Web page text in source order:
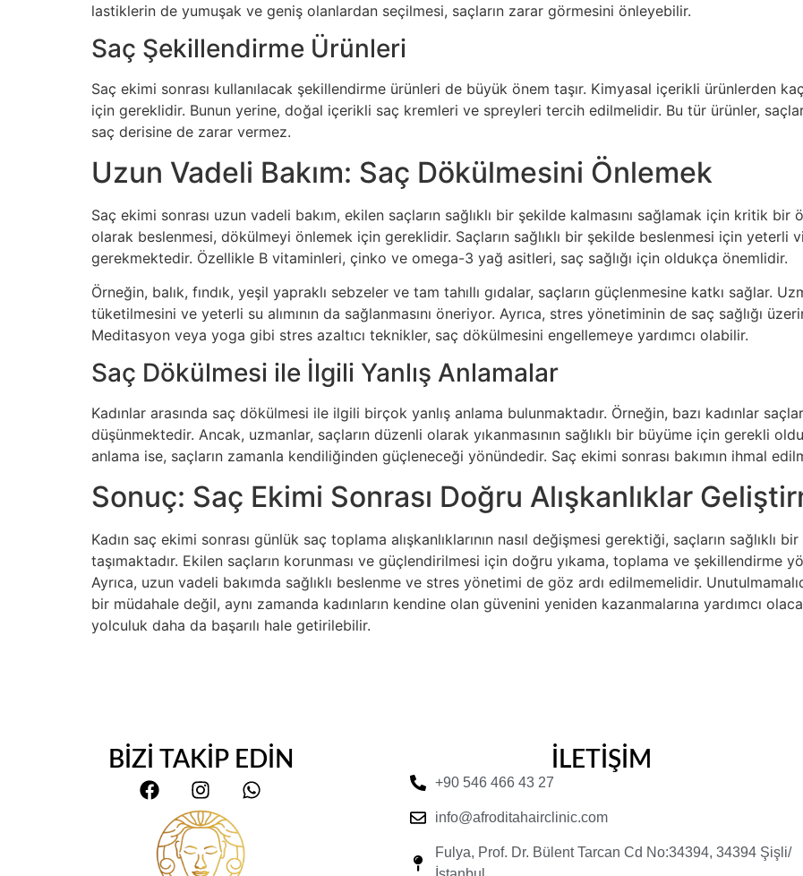
lastiklerin de yumuşak ve geniş olanlardan seçilmesi, saçların zarar görmesini önleyebilir.
Saç Şekillendirme Ürünleri
Saç ekimi sonrası kullanılacak şekillendirme ürünleri de büyük önem taşır. Kimyasal içerikli ürünlerden
için gereklidir. Bunun yerine, doğal içerikli saç kremleri ve spreyleri tercih edilmelidir. Bu tür ürünler,
saç derisine de zarar vermez.
Uzun Vadeli Bakım: Saç Dökülmesini Önlemek
Saç ekimi sonrası uzun vadeli bakım, ekilen saçların sağlıklı bir şekilde kalmasını sağlamak için kritik
olarak beslenmesi, dökülmeyi önlemek için gereklidir. Saçların sağlıklı bir şekilde beslenmesi için yeterli
gerekmektedir. Özellikle B vitaminleri, çinko ve omega-3 yağ asitleri, saç sağlığı için oldukça önemlidir.
Örneğin, balık, fındık, yeşil yapraklı sebzeler ve tam tahıllı gıdalar, saçların güçlenmesine katkı sağlar.
tüketilmesini ve yeterli su alımının da sağlanmasını öneriyor. Ayrıca, stres yönetiminin de saç sağlığı
Meditasyon veya yoga gibi stres azaltıcı teknikler, saç dökülmesini engellemeye yardımcı olabilir.
Saç Dökülmesi ile İlgili Yanlış Anlamalar
Kadınlar arasında saç dökülmesi ile ilgili birçok yanlış anlama bulunmaktadır. Örneğin, bazı kadınlar
düşünmektedir. Ancak, uzmanlar, saçların düzenli olarak yıkanmasının sağlıklı bir büyüme için gerekli
anlama ise, saçların zamanla kendiliğinden güçleneceği yönündedir. Saç ekimi sonrası bakımın ihmal
Sonuç: Saç Ekimi Sonrası Doğru Alışkanlıklar
Kadın saç ekimi sonrası günlük saç toplama alışkanlıklarının nasıl değişmesi gerektiği, saçların sağlıklı
taşımaktadır. Ekilen saçların korunması ve güçlendirilmesi için doğru yıkama, toplama ve şekillendirme
Ayrıca, uzun vadeli bakımda sağlıklı beslenme ve stres yönetimi de göz ardı edilmemelidir.
bir müdahale değil, aynı zamanda kadınların kendine olan güvenini yeniden kazanmalarına yardımcı
yolculuk daha da başarılı hale getirilebilir.
BİZİ TAKİP EDİN İLETİŞİM
+90 546 466 43 27
info@afroditahairclinic.com
Fulya, Prof. Dr. Bülent Tarcan Cd No:34394, 34394 Şişli/